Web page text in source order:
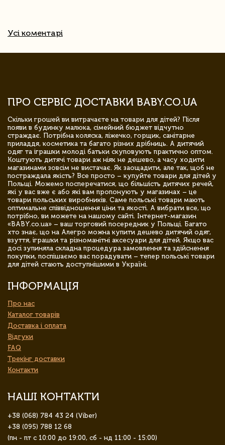
Усі коментарі
ПРО СЕРВІС ДОСТАВКИ BABY.CO.UA
Скільки грошей ви витрачаєте на товари для дітей? Після
появи в будинку малюка, сімейний бюджет відчутно
страждає. Потрібна коляска, ліжечко, горщик, санітарне
приладдя, косметика та багато різних дрібниць. А дитячий
одяг та іграшки молоді батьки скуповують практично оптом.
Коштують дитячі товари аж ніяк не дешево, а часу ходити
магазинами зовсім не вистачає. Як заощадити, але так, щоб не
постраждала якість? Все просто – купуйте товари для дітей у
Польщі. Можемо посперечатися, що більшість дитячих речей,
які у вас вже є або які вам пропонують у магазинах – це
товари польських виробників. Саме польські товари мають
оптимальне співвідношення ціни та якості. А вибрати все, що
потрібно, ви можете на нашому сайті. Інтернет-магазин
«BABY.co.ua» – ваш торговий посередник у Польщі. Багато
хто знає, що на Алегро можна купити дешево дитячий одяг,
взуття, іграшки та різноманітні аксесуари для дітей. Якщо вас
досі зупиняла складна процедура замовлення та здійснення
покупки, поспішаємо вас порадувати – тепер польські товари
для дітей стають доступнішими в Україні.
ІНФОРМАЦІЯ
Про нас
Каталог товарів
Доставка і оплата
Відгуки
FAQ
Трекінг доставки
Контакти
НАШІ КОНТАКТИ
+38 (068) 784 43 24 (Viber)
+38 (095) 788 12 68
(пн - пт с 10:00 до 19:00, сб - нд 11:00 - 15:00)